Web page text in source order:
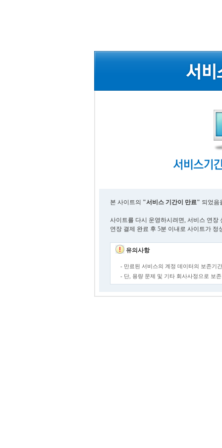
본 사이트의 "서비스 기간이 만료" 되었음
사이트를 다시 운영하시려면, 서비스 연장
연장 결제 완료 후 5분 이내로 사이트가 정
유의사항
- 만료된 서비스의 계정 데이터의 보존기
- 단, 용량 문제 및 기타 회사사정으로 보